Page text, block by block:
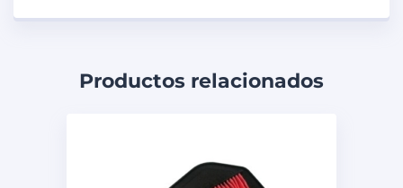
Productos relacionados